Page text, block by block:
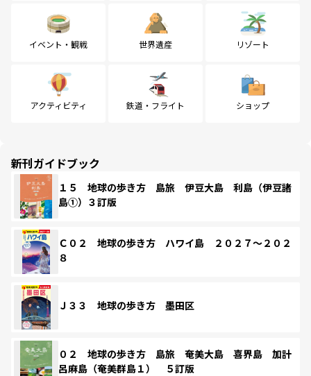
イベント・観戦 世界遺産 リゾート
アクティビティ 鉄道・フライト ショップ
新刊ガイドブック
１５ 地球の歩き方 島旅 伊豆大島 利島（伊豆諸
島①）３訂版
Ｃ０２ 地球の歩き方 ハワイ島 ２０２７～２０２
８
Ｊ３３ 地球の歩き方 墨田区
０２ 地球の歩き方 島旅 奄美大島 喜界島 加計
呂麻島（奄美群島１） ５訂版